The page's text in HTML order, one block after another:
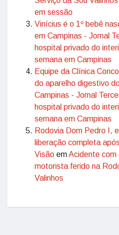
em sessão
Vinícius é o 1º bebê
em Campinas - Jornal
hospital privado do
semana em Campinas
Equipe da Clínica
do aparelho digestivo
Campinas - Jornal
hospital privado do
semana em Campinas
Rodovia Dom Pedro I,
liberação completa
Visão emAcidente com
motorista ferido na
Valinhos